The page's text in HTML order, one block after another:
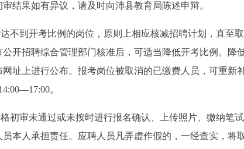
结果如有异议，请及时向沛县教育局陈述申辩。
不到开考比例的岗位，原则上相应核减招聘计划，直至
开招聘综合管理部门核准后，可适当降低开考比例。降
址上进行公布。报考岗位被取消的已缴费人员，可重新
。
初审未通过或未按时进行报名确认、上传照片、缴纳笔
本人承担责任。应聘人员凡弄虚作假的，一经查实，将